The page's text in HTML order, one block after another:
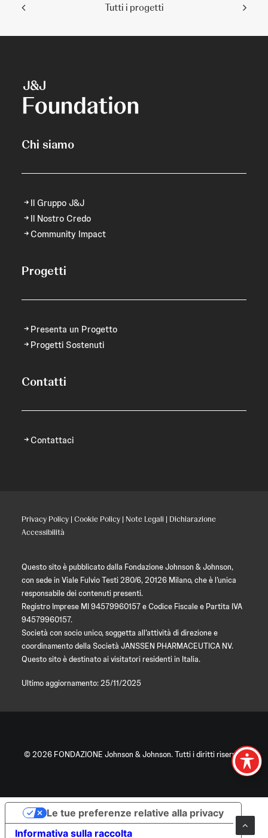
Tutti i progetti
Chi siamo
Il Gruppo J&J
Il Nostro Credo
Community Impact
Progetti
Presenta un Progetto
Progetti Sostenuti
Contatti
Contattaci
Privacy Policy | Cookie Policy | Note Legali | Dichiarazione
Accessibilità
Questo sito è pubblicato dalla Fondazione Johnson & Johnson,
con sede in Viale Fulvio Testi 280/6, 20126 Milano, che è l’unica
responsabile dei contenuti presenti.
Registro Imprese MI 94579960157 e Codice Fiscale e Partita IVA
94579960157.
Società con socio unico, soggetta all’attività di direzione e
coordinamento della Società JANSSEN PHARMACEUTICA NV.
Questo sito è destinato ai visitatori residenti in Italia.
Ultimo aggiornamento: 25/11/2025
© 2026 FONDAZIONE Johnson & Johnson. Tutti i diritti riservati
Informativa sulla raccolta
Le tue preferenze relative alla privacy